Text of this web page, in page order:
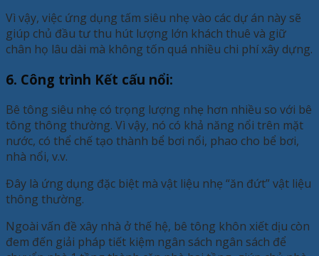
Vì vậy, việc ứng dụng tấm siêu nhẹ vào các dự án này sẽ
giúp chủ đầu tư thu hút lượng lớn khách thuê và giữ
chân họ lâu dài mà không tốn quá nhiều chi phí xây dựng.
6. Công trình Kết cấu nổi:
Bê tông siêu nhẹ có trọng lượng nhẹ hơn nhiều so với bê
tông thông thường. Vì vậy, nó có khả năng nổi trên mặt
nước, có thể chế tạo thành bể bơi nổi, phao cho bể bơi,
nhà nổi, v.v.
Đây là ứng dụng đặc biệt mà vật liệu nhẹ “ăn đứt” vật liệu
thông thường.
Ngoài vấn đề xây nhà ở thế hệ, bê tông khôn xiết dịu còn
đem đến giải pháp tiết kiệm ngân sách ngân sách để